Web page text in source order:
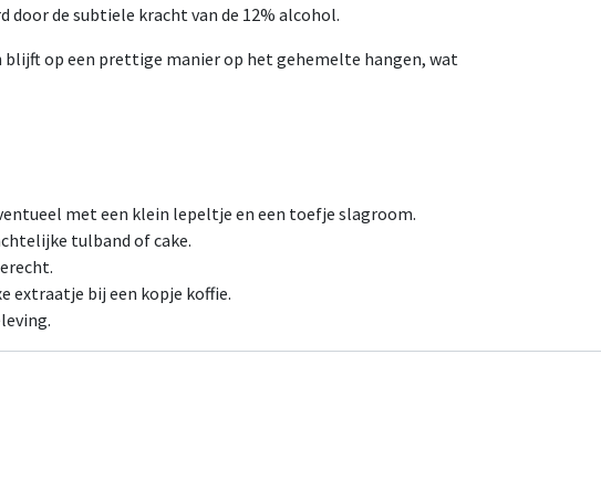
door de subtiele kracht van de 12% alcohol.
blijft op een prettige manier op het gehemelte hangen, wat
met een klein lepeltje en een toefje slagroom.
tulband of cake.
extraatje bij een kopje koffie.